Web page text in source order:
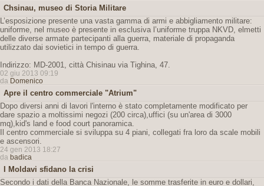
Chsinau, museo di Storia Militare
L’esposizione presente una vasta gamma di armi e abbigliamento militare:
uniforme, nel museo è presente in esclusiva l’uniforme truppa NKVD, elmetti
delle diverse armate partecipanti alla guerra, materiale di propaganda
utilizzato dai sovietici in tempo di guerra.
Indirizzo: MD-2001, città Chisinau via Tighina, 47.
02 giu 2013 09:19
da Domenico
Apre il centro commerciale "Atrium"
Dopo diversi anni di lavori l'interno è stato completamente modificato per
dare spazio a moltissimi negozi (200 circa),uffici (su un'area di 3000
mq),kid's land e food court panoramica.
Il centro commerciale si sviluppa su 4 piani, collegati fra loro da scale mobili
e ascensori.
24 gen 2013 18:27
da badica
I Moldavi sfidano la crisi
Secondo i dati della Banca Nazionale, le somme trasferite in euro e dollari,